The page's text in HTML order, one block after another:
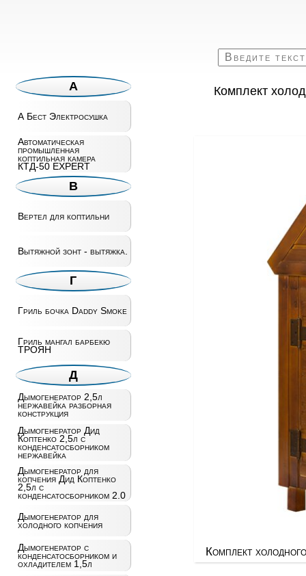
А
А Бест Электросушка
Автоматическая
промышленная
коптильная камера
КТД-50 EXPERT
В
Вертел для коптильни
Вытяжной зонт - вытяжка.
Г
Гриль бочка Daddy Smoke
Гриль мангал барбекю
ТРОЯН
Д
Дымогенератор 2,5л
нержавейка разборная
конструкция
Дымогенератор Дид
Коптенко 2,5л с
конденсатосборником
нержавейка
Дымогенератор для
копчения Дид Коптенко
2,5л с
конденсатосборником 2.0
Дымогенератор для
холодного копчения
Дымогенератор с
конденсатосборником и
охладителем 1,5л
Комплект
Комплект